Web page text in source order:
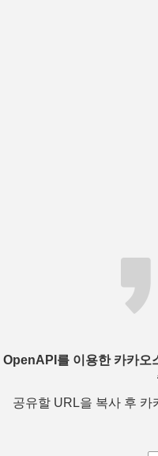
OpenAPI를 이용한 카카오
공유할 URL을 복사 후 카